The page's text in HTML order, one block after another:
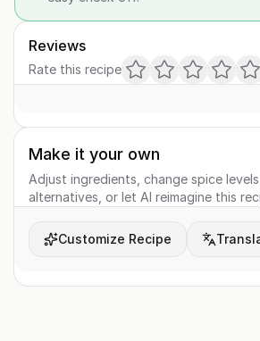
Reviews
Rate this recipe
Make it your own
Adjust ingredients, change spice
alternatives, or let AI reimagine this
Customize Recipe